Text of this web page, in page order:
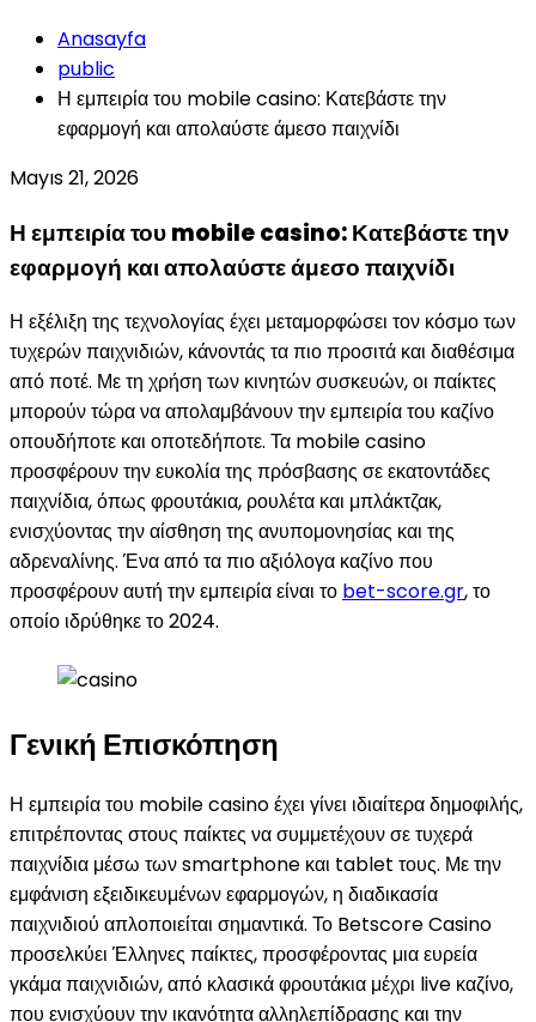
Anasayfa
public
Η εμπειρία του mobile casino: Κατεβάστε την
εφαρμογή και απολαύστε άμεσο παιχνίδι
Mayıs 21, 2026
Η εμπειρία του mobile casino: Κατεβάστε την
εφαρμογή και απολαύστε άμεσο παιχνίδι
Η εξέλιξη της τεχνολογίας έχει μεταμορφώσει τον κόσμο των
τυχερών παιχνιδιών, κάνοντάς τα πιο προσιτά και διαθέσιμα
από ποτέ. Με τη χρήση των κινητών συσκευών, οι παίκτες
μπορούν τώρα να απολαμβάνουν την εμπειρία του καζίνο
οπουδήποτε και οποτεδήποτε. Τα mobile casino
προσφέρουν την ευκολία της πρόσβασης σε εκατοντάδες
παιχνίδια, όπως φρουτάκια, ρουλέτα και μπλάκτζακ,
ενισχύοντας την αίσθηση της ανυπομονησίας και της
αδρεναλίνης. Ένα από τα πιο αξιόλογα καζίνο που
προσφέρουν αυτή την εμπειρία είναι το bet-score.gr, το
οποίο ιδρύθηκε το 2024.
Γενική Επισκόπηση
Η εμπειρία του mobile casino έχει γίνει ιδιαίτερα δημοφιλής,
επιτρέποντας στους παίκτες να συμμετέχουν σε τυχερά
παιχνίδια μέσω των smartphone και tablet τους. Με την
εμφάνιση εξειδικευμένων εφαρμογών, η διαδικασία
παιχνιδιού απλοποιείται σημαντικά. Το Betscore Casino
προσελκύει Έλληνες παίκτες, προσφέροντας μια ευρεία
γκάμα παιχνιδιών, από κλασικά φρουτάκια μέχρι live καζίνο,
που ενισχύουν την ικανότητα αλληλεπίδρασης και την